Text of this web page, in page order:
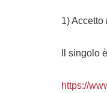
1)
Il singolo
https://